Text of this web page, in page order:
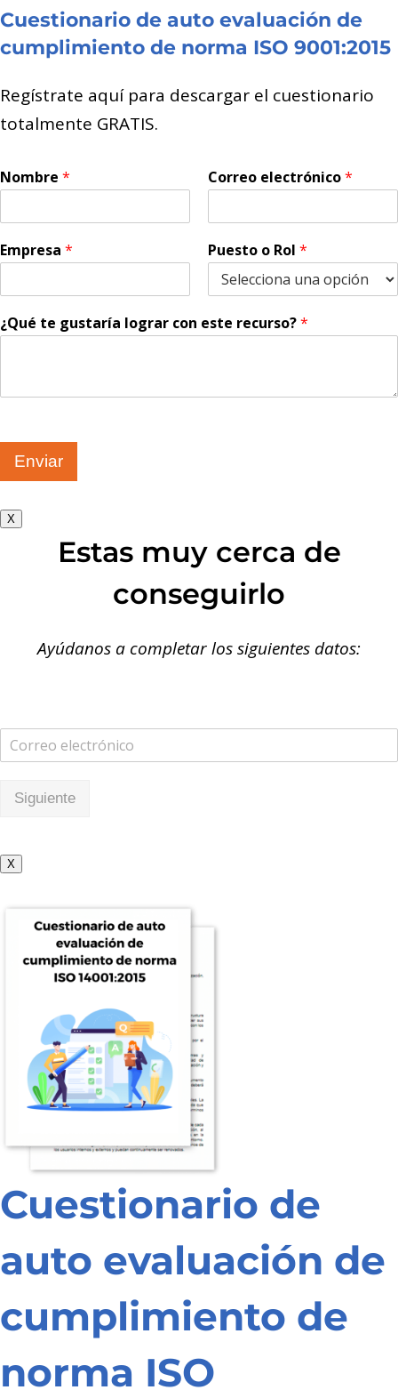
Cuestionario de auto evaluación de
cumplimiento de norma ISO 9001:2015
Regístrate aquí para descargar el cuestionario
totalmente GRATIS.
Nombre * Correo electrónico*
Empresa * Puesto o Rol *
¿Qué te gustaría lograr con este recurso?*
Enviar
X
Estas muy cerca de
conseguirlo
Ayúdanos a completar los siguientes datos:
Siguiente
X
Cuestionario de
auto evaluación de
cumplimiento de
norma ISO